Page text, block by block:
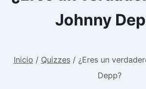
Johnny
Inicio / Quizzes / ¿Eres un
Depp?